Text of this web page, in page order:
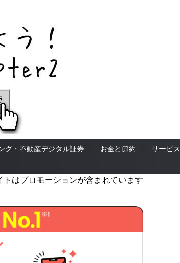
グ・不動産デジタル証券 お金と節約 サービス
トはプロモーションが含まれています